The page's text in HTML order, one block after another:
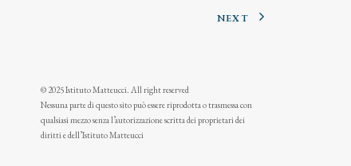
NEXT
© 2025 Istituto Matteucci. All right reserved
Nessuna parte di questo sito può essere riprodotta o trasmessa con
qualsiasi mezzo senza l’autorizzazione scritta dei proprietari dei
diritti e dell’Istituto Matteucci